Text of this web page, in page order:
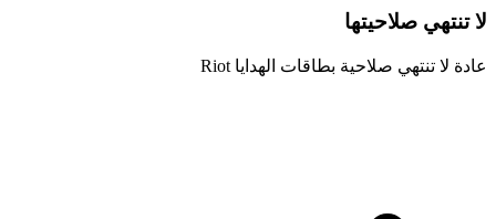
لا تنتهي صلاحيتها
عادة لا تنتهي صلاحية بطاقات الهدايا Riot